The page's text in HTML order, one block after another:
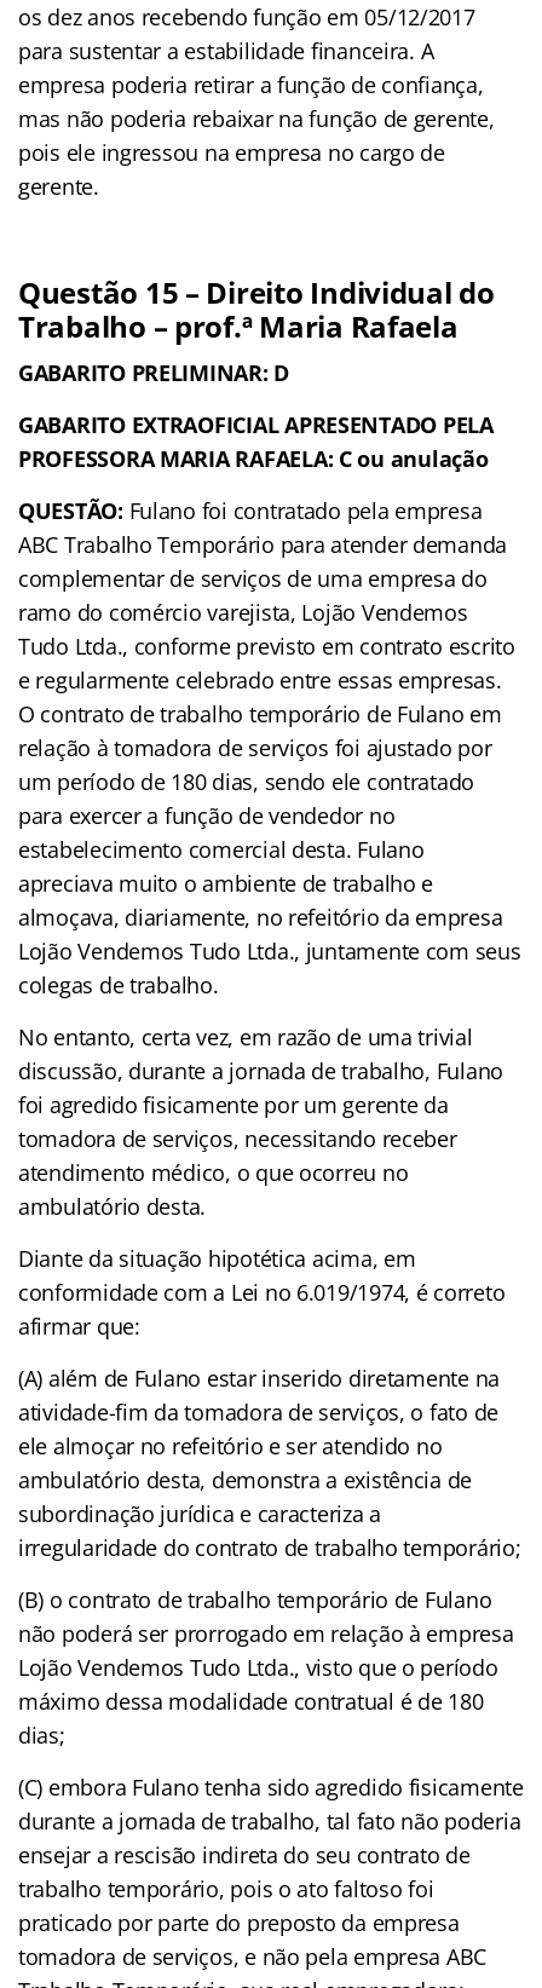
os dez anos recebendo função em 05/12/2017
para sustentar a estabilidade financeira. A
empresa poderia retirar a função de confiança,
mas não poderia rebaixar na função de gerente,
pois ele ingressou na empresa no cargo de
gerente.
Questão 15 – Direito Individual do
Trabalho – prof.ª Maria Rafaela
GABARITO PRELIMINAR: D
GABARITO EXTRAOFICIAL APRESENTADO PELA
PROFESSORA MARIA RAFAELA: C ou anulação
QUESTÃO: Fulano foi contratado pela empresa
ABC Trabalho Temporário para atender demanda
complementar de serviços de uma empresa do
ramo do comércio varejista, Lojão Vendemos
Tudo Ltda., conforme previsto em contrato escrito
e regularmente celebrado entre essas empresas.
O contrato de trabalho temporário de Fulano em
relação à tomadora de serviços foi ajustado por
um período de 180 dias, sendo ele contratado
para exercer a função de vendedor no
estabelecimento comercial desta. Fulano
apreciava muito o ambiente de trabalho e
almoçava, diariamente, no refeitório da empresa
Lojão Vendemos Tudo Ltda., juntamente com seus
colegas de trabalho.
No entanto, certa vez, em razão de uma trivial
discussão, durante a jornada de trabalho, Fulano
foi agredido fisicamente por um gerente da
tomadora de serviços, necessitando receber
atendimento médico, o que ocorreu no
ambulatório desta.
Diante da situação hipotética acima, em
conformidade com a Lei no 6.019/1974, é correto
afirmar que:
(A) além de Fulano estar inserido diretamente na
atividade-fim da tomadora de serviços, o fato de
ele almoçar no refeitório e ser atendido no
ambulatório desta, demonstra a existência de
subordinação jurídica e caracteriza a
irregularidade do contrato de trabalho temporário;
(B) o contrato de trabalho temporário de Fulano
não poderá ser prorrogado em relação à empresa
Lojão Vendemos Tudo Ltda., visto que o período
máximo dessa modalidade contratual é de 180
dias;
(C) embora Fulano tenha sido agredido fisicamente
durante a jornada de trabalho, tal fato não poderia
ensejar a rescisão indireta do seu contrato de
trabalho temporário, pois o ato faltoso foi
praticado por parte do preposto da empresa
tomadora de serviços, e não pela empresa ABC